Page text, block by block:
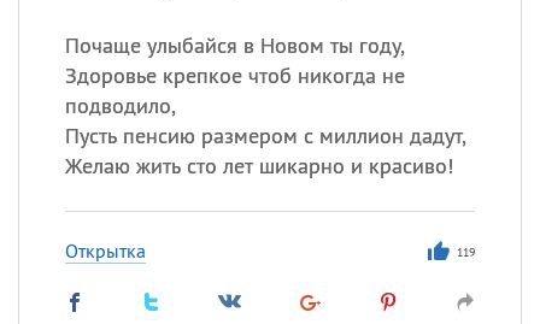
Почаще улыбайся в Новом ты году,
Здоровье крепкое чтоб никогда не
подводило,
Пусть пенсию размером с миллион дадут,
Желаю жить сто лет шикарно и красиво!
Открытка 119
ИМЕНА
Сегодня празднуют именины
Герман,Иван, Клим, Еще
Анфиса
происхождение